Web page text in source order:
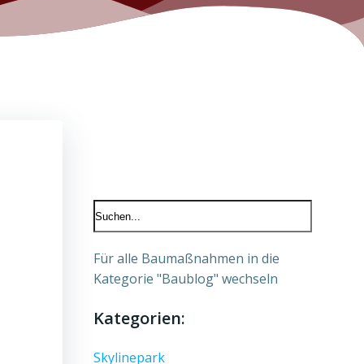
Für alle Baumaßnahmen in die
Kategorie "Baublog" wechseln
Kategorien:
Skylinepark